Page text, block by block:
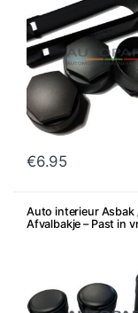
€6.95
Auto interieur Asbak
Afvalbakje – Past in